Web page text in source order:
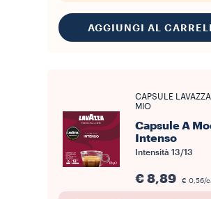
AGGIUNGI AL
CAPSULE
MIO
Capsule A
Intenso
Intensità 13/13
€ 8,89 € 0,56/